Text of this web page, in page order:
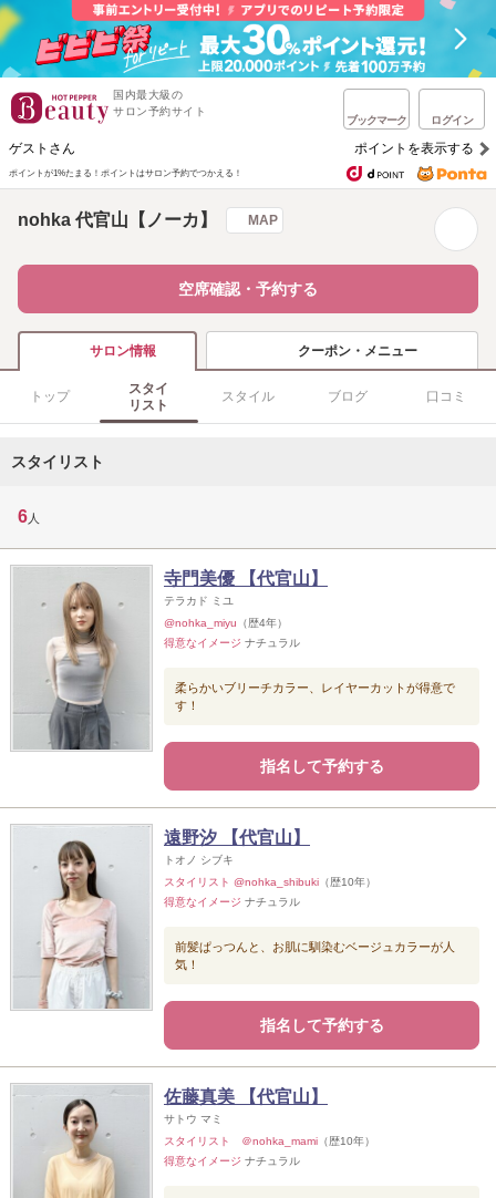
国内最大級の
サロン予約サイト
ブックマーク ログイン
ゲストさん ポイントを表示する
ポイントが1%たまる！ ポイントはサロン予約でつかえる！
nohka 代官山【ノーカ】 MAP
空席確認・予約する
サロン情報 クーポン・メニュー
トップ
スタイ
リスト
スタイル ブログ 口コミ
スタイリスト
6 人
寺門美優 【代官山】
テラカド ミユ
@nohka_miyu （歴4年）
得意なイメージ ナチュラル
柔らかいブリーチカラー、レイヤーカットが得意で
す！
指名して予約する
遠野汐 【代官山】
トオノ シブキ
スタイリスト @nohka_shibuki （歴10年）
得意なイメージ ナチュラル
前髪ぱっつんと、お肌に馴染むベージュカラーが人
気！
指名して予約する
佐藤真美 【代官山】
サトウ マミ
スタイリスト ＠nohka_mami （歴10年）
得意なイメージ ナチュラル